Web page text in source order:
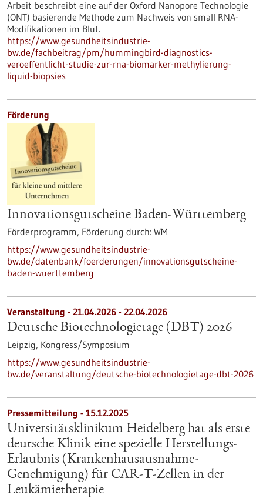
Arbeit beschreibt eine auf der Oxford Nanopore Technologie
(ONT) basierende Methode zum Nachweis von small RNA-
Modifikationen im Blut.
https://www.gesundheitsindustrie-
bw.de/fachbeitrag/pm/hummingbird-diagnostics-
veroeffentlicht-studie-zur-rna-biomarker-methylierung-
liquid-biopsies
Förderung
Innovationsgutscheine Baden-Württemberg
Förderprogramm, Förderung durch: WM
https://www.gesundheitsindustrie-
bw.de/datenbank/foerderungen/innovationsgutscheine-
baden-wuerttemberg
Veranstaltung - 21.04.2026 - 22.04.2026
Deutsche Biotechnologietage (DBT) 2026
Leipzig, Kongress/Symposium
https://www.gesundheitsindustrie-
bw.de/veranstaltung/deutsche-biotechnologietage-dbt-2026
Pressemitteilung - 15.12.2025
Universitätsklinikum Heidelberg hat als erste
deutsche Klinik eine spezielle Herstellungs-
Erlaubnis (Krankenhausausnahme-
Genehmigung) für CAR-T-Zellen in der
Leukämietherapie